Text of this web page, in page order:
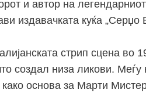
и автор на
издавачката куќа „Серџо
стрип сцена во
создал низа ликови.
основа за Марти